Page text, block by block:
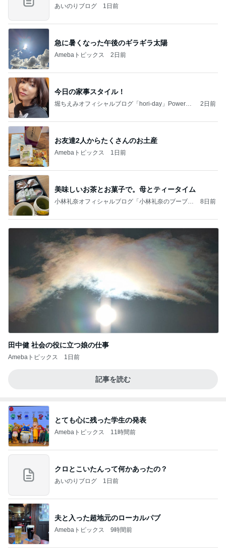
あいのりブログ 1日前
急に暑くなった午後のギラギラ太陽
Amebaトピックス 2日前
今日の家事スタイル！
堀ちえみオフィシャルブログ「hori-day」Powered
2日前
お友達2人からたくさんのお土産
Amebaトピックス 1日前
美味しいお茶とお菓子で。母とティータイム
小林礼奈オフィシャルブログ「小林礼奈のブーブー
8日前
田中健 社会の役に立つ娘の仕事
Amebaトピックス 1日前
記事を読む
とても心に残った学生の発表
Amebaトピックス 11時間前
クロとこいたんって何かあったの？
あいのりブログ 1日前
夫と入った超地元のローカルパブ
Amebaトピックス 9時間前